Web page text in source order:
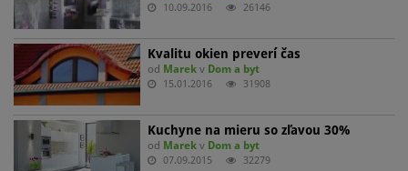
10.09.2016 26146
Kvalitu okien preverí čas
od Marek v Dom a byt
15.01.2016 31908
Kuchyne na mieru so zľavou 30%
od Marek v Dom a byt
07.09.2015 32279